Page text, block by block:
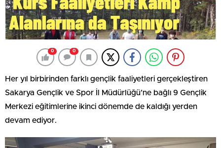
0 0
Her yıl birbirinden farklı gençlik faaliyetleri gerçekleştiren
Sakarya Gençlik ve Spor İl Müdürlüğü’ne bağlı 9 Gençlik
Merkezi eğitimlerine ikinci dönemde de kaldığı yerden
devam ediyor.